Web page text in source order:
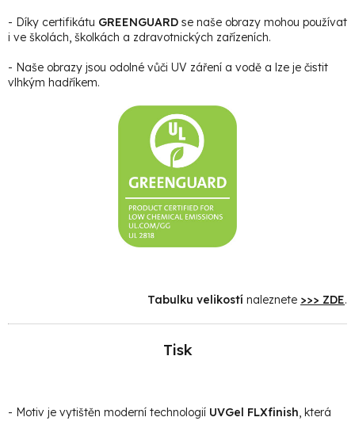
- Díky certifikátu GREENGUARD se naše obrazy mohou používat
i ve školách, školkách a zdravotnických zařízeních.
- Naše obrazy jsou odolné vůči UV záření a vodě a lze je čistit
vlhkým hadříkem.
Tabulku velikostí naleznete >>> ZDE.
Tisk
- Motiv je vytištěn moderní technologií UVGel FLXfinish, která